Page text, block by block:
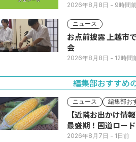
2026年8月8日 - 9時間
ニュース
お点前披露 上越市
会
2026年8月8日 - 12時間
編集部おすすめ
ニュース 編集部お
【近隣お出かけ情
最盛期！国道ロー
い列
2026年8月7日 - 1日前